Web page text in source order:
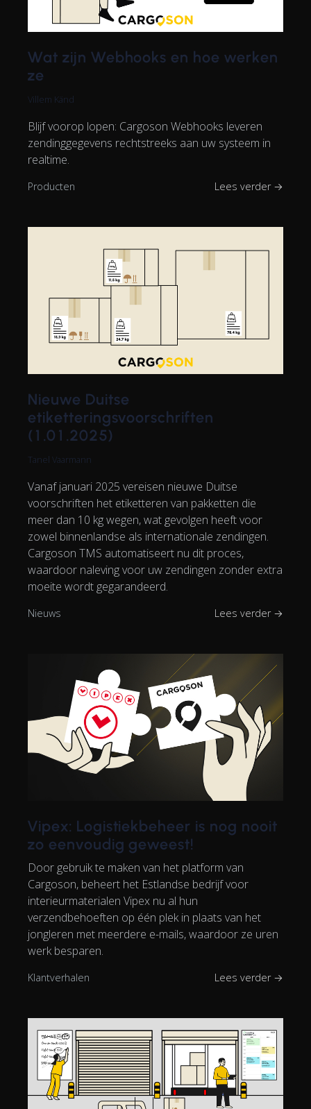
Wat zijn Webhooks en hoe werken
ze
Villem Känd
Blijf voorop lopen: Cargoson Webhooks leveren
zendinggegevens rechtstreeks aan uw systeem in
realtime.
Producten Lees verder →
Nieuwe Duitse
etiketteringsvoorschriften
(1.01.2025)
Tanel Vaarmann
Vanaf januari 2025 vereisen nieuwe Duitse
voorschriften het etiketteren van pakketten die
meer dan 10 kg wegen, wat gevolgen heeft voor
zowel binnenlandse als internationale zendingen.
Cargoson TMS automatiseert nu dit proces,
waardoor naleving voor uw zendingen zonder extra
moeite wordt gegarandeerd.
Nieuws Lees verder →
Vipex: Logistiekbeheer is nog nooit
zo eenvoudig geweest!
Door gebruik te maken van het platform van
Cargoson, beheert het Estlandse bedrijf voor
interieurmaterialen Vipex nu al hun
verzendbehoeften op één plek in plaats van het
jongleren met meerdere e-mails, waardoor ze uren
werk besparen.
Klantverhalen Lees verder →